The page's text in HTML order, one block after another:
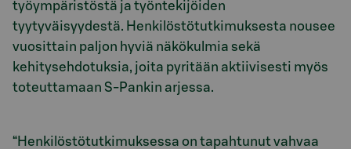
työympäristöstä ja työntekijöiden
tyytyväisyydestä. Henkilöstötutkimuksesta nousee
vuosittain paljon hyviä näkökulmia sekä
kehitysehdotuksia, joita pyritään aktiivisesti myös
toteuttamaan S-Pankin arjessa.
“Henkilöstötutkimuksessa on tapahtunut vahvaa